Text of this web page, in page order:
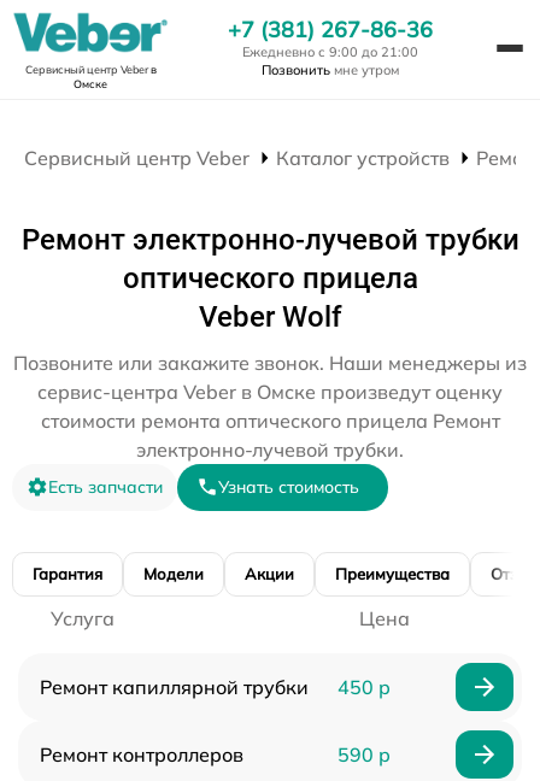
Сервисный центр Veberв
Омске
+7 (381) 267-86-36
Ежедневно с 9:00 до 21:00
Позвонить мне утром
Сервисный центр Veber Каталог устройств
Ремонт электронно-лучевой трубки
оптического прицела
Veber Wolf
Позвоните или закажите звонок. Наши менеджеры из
сервис-центра Veber в Омске произведут оценку
стоимости ремонта оптического прицела Ремонт
электронно-лучевой трубки.
Есть запчасти Узнать стоимость
Гарантия Модели Акции Преимущества
Услуга Цена
Ремонт капиллярной трубки 450 р
Ремонт контроллеров 590 р